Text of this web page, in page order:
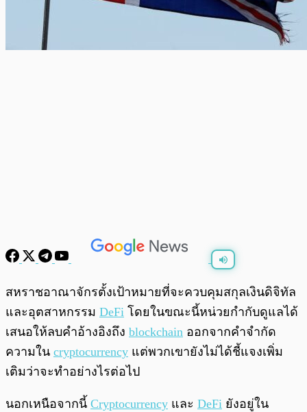
/ 0:00
สหราชอาณาจักรตั้งเป้าหมายที่จะควบคุมสกุลเงินดิจิทัล
และอุตสาหกรรม DeFi โดยในขณะนี้หน่วยกำกับดูแลได้
เสนอให้ลบคำอ้างอิงถึง blockchain ออกจากคำจำกัด
ความใน cryptocurrency แต่พวกเขายังไม่ได้ชี้แจงเพิ่ม
เติมว่าจะทำอย่างไรต่อไป
นอกเหนือจากนี้ Cryptocurrency และ DeFi ยังอยู่ใน